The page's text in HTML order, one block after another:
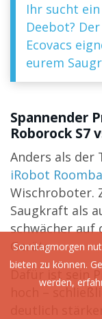
Ihr sucht
Deebot?
Ecovacs
eurem
Spannender
Roborock S7
Anders als der
iRobot
Wischroboter.
Saugkraft als
schwächer auf
Geräte.
Dafür ist sein
hoch –
deutlich
Sonntagmorgen
bieten zu können.
werden,